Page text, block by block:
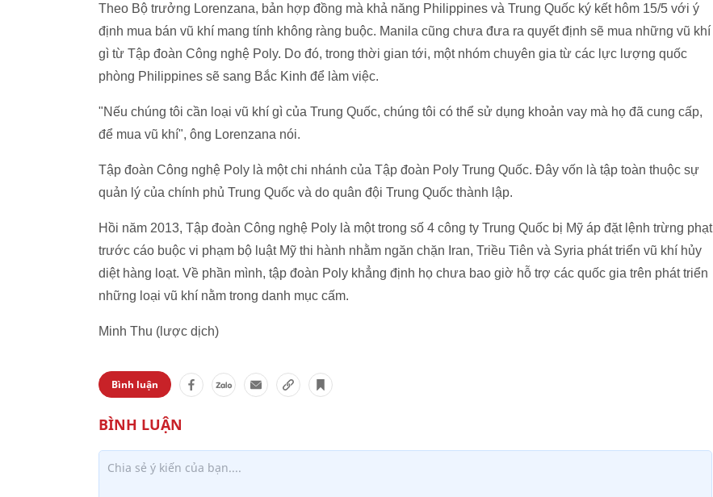
Theo Bộ trưởng Lorenzana, bản hợp đồng mà khả năng Philippines và Trung Quốc ký kết hôm 15/5 với ý
định mua bán vũ khí mang tính không ràng buộc. Manila cũng chưa đưa ra quyết định sẽ mua những vũ khí
gì từ Tập đoàn Công nghệ Poly. Do đó, trong thời gian tới, một nhóm chuyên gia từ các lực lượng quốc
phòng Philippines sẽ sang Bắc Kinh để làm việc.
"Nếu chúng tôi cần loại vũ khí gì của Trung Quốc, chúng tôi có thể sử dụng khoản vay mà họ đã cung cấp,
để mua vũ khí", ông Lorenzana nói.
Tập đoàn Công nghệ Poly là một chi nhánh của Tập đoàn Poly Trung Quốc. Đây vốn là tập toàn thuộc sự
quản lý của chính phủ Trung Quốc và do quân đội Trung Quốc thành lập.
Hồi năm 2013, Tập đoàn Công nghệ Poly là một trong số 4 công ty Trung Quốc bị Mỹ áp đặt lệnh trừng phạt
trước cáo buộc vi phạm bộ luật Mỹ thi hành nhằm ngăn chặn Iran, Triều Tiên và Syria phát triển vũ khí hủy
diệt hàng loạt. Về phần mình, tập đoàn Poly khẳng định họ chưa bao giờ hỗ trợ các quốc gia trên phát triển
những loại vũ khí nằm trong danh mục cấm.
Minh Thu (lược dịch)
Bình luận